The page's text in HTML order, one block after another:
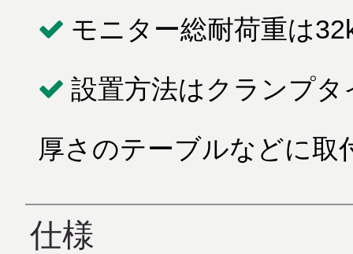
モニター総耐荷重は
設置方法はクランプ
厚さのテーブルなどに取
仕様